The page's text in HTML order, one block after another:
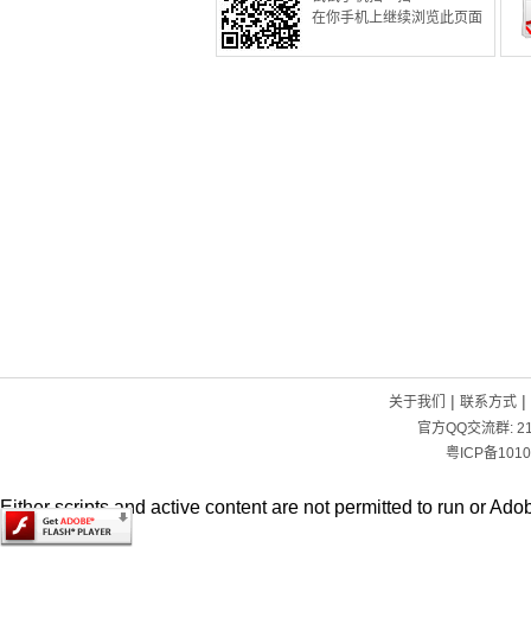
在你手机上继续浏览此页面
关于我们 | 联系方式|
官方QQ交流群:
粤ICP备
Either scripts and active content are not permitted to run or